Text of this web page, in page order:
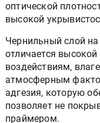
оптической
высокой
Чернильный слой на
отличается
воздействиям,
атмосферным
адгезия, которую
позволяет не
праймером.